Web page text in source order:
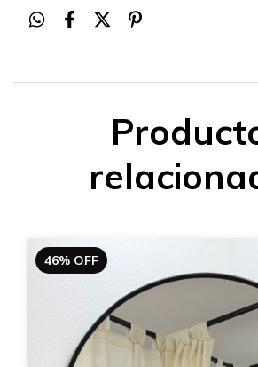
46% OFF